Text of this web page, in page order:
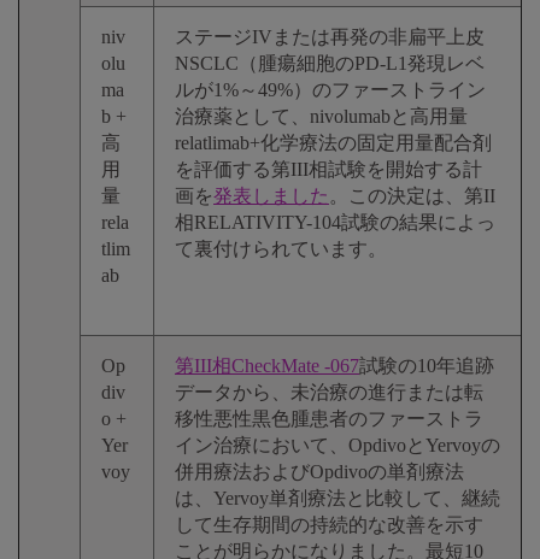
niv
olu
ma
b +
高
用
量
rela
tlim
ab
ステージIVまたは再発の非扁平上皮
NSCLC（腫瘍細胞のPD-L1発現レベ
ルが1%～49%）のファーストライン
治療薬として、nivolumabと高用量
relatlimab+化学療法の固定用量配合剤
を評価する第III相試験を開始する計
画を発表しました 。この決定は、第II
相RELATIVITY-104試験の結果によっ
て裏付けられています。
Op
div
o +
Yer
voy
第III相CheckMate -067試験の10年追跡
データから、未治療の進行または転
移性悪性黒色腫患者のファーストラ
イン治療において、OpdivoとYervoyの
併用療法およびOpdivoの単剤療法
は、Yervoy単剤療法と比較して、継続
して生存期間の持続的な改善を示す
ことが明らかになりました。最短10